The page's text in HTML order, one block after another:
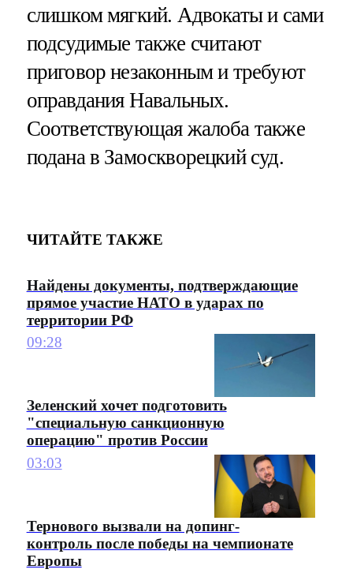
слишком мягкий. Адвокаты и сами
подсудимые также считают
приговор незаконным и требуют
оправдания Навальных.
Соответствующая жалоба также
подана в Замоскворецкий суд.
ЧИТАЙТЕ ТАКЖЕ
Найдены документы, подтверждающие
прямое участие НАТО в ударах по
территории РФ
09:28
Зеленский хочет подготовить
"специальную санкционную
операцию" против России
03:03
Тернового вызвали на допинг-
контроль после победы на чемпионате
Европы